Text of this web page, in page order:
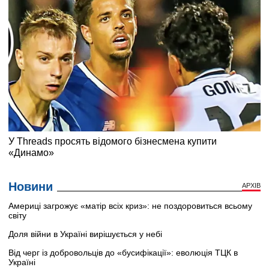
Новини АРХІВ
Америці загрожує «матір всіх криз»: не поздоровиться всьому
світу
Доля війни в Україні вирішується у небі
Від черг із добровольців до «бусифікації»: еволюція ТЦК в
Україні